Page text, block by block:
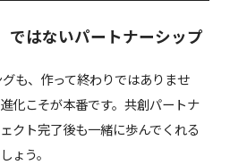
ではないパートナーシップ
も、作って終わりではありませ
化こそが本番です。共創パートナ
クト完了後も一緒に歩んでくれる
ょう。